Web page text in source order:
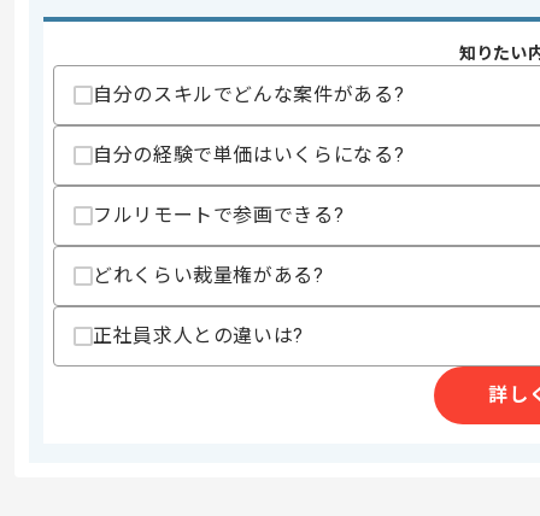
歓迎スキル
・カスタマーサクセス作業に関する知見
・コンサルティングファーム出身
・クレジット業界に関する作業知見
上記に似た経験やスキルをお持ちであれば申
商談回数
募集人数
2人
2025/09/22
知りたい
自分のスキルでどんな案件がある?
自分の経験で単価はいくらになる?
フルリモートで参画できる?
どれくらい裁量権がある?
正社員求人との違いは?
詳し